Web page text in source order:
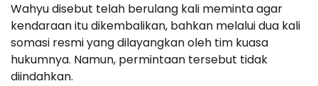
Wahyu disebut telah berulang kali meminta agar
kendaraan itu dikembalikan, bahkan melalui dua kali
somasi resmi yang dilayangkan oleh tim kuasa
hukumnya. Namun, permintaan tersebut tidak
diindahkan.